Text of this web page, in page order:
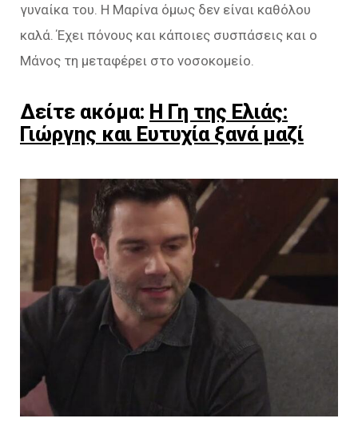
γυναίκα του. Η Μαρίνα όμως δεν είναι καθόλου
καλά. Έχει πόνους και κάποιες συσπάσεις και ο
Μάνος τη μεταφέρει στο νοσοκομείο.
Δείτε ακόμα: Η Γη της Ελιάς:
Γιώργης και Ευτυχία ξανά μαζί